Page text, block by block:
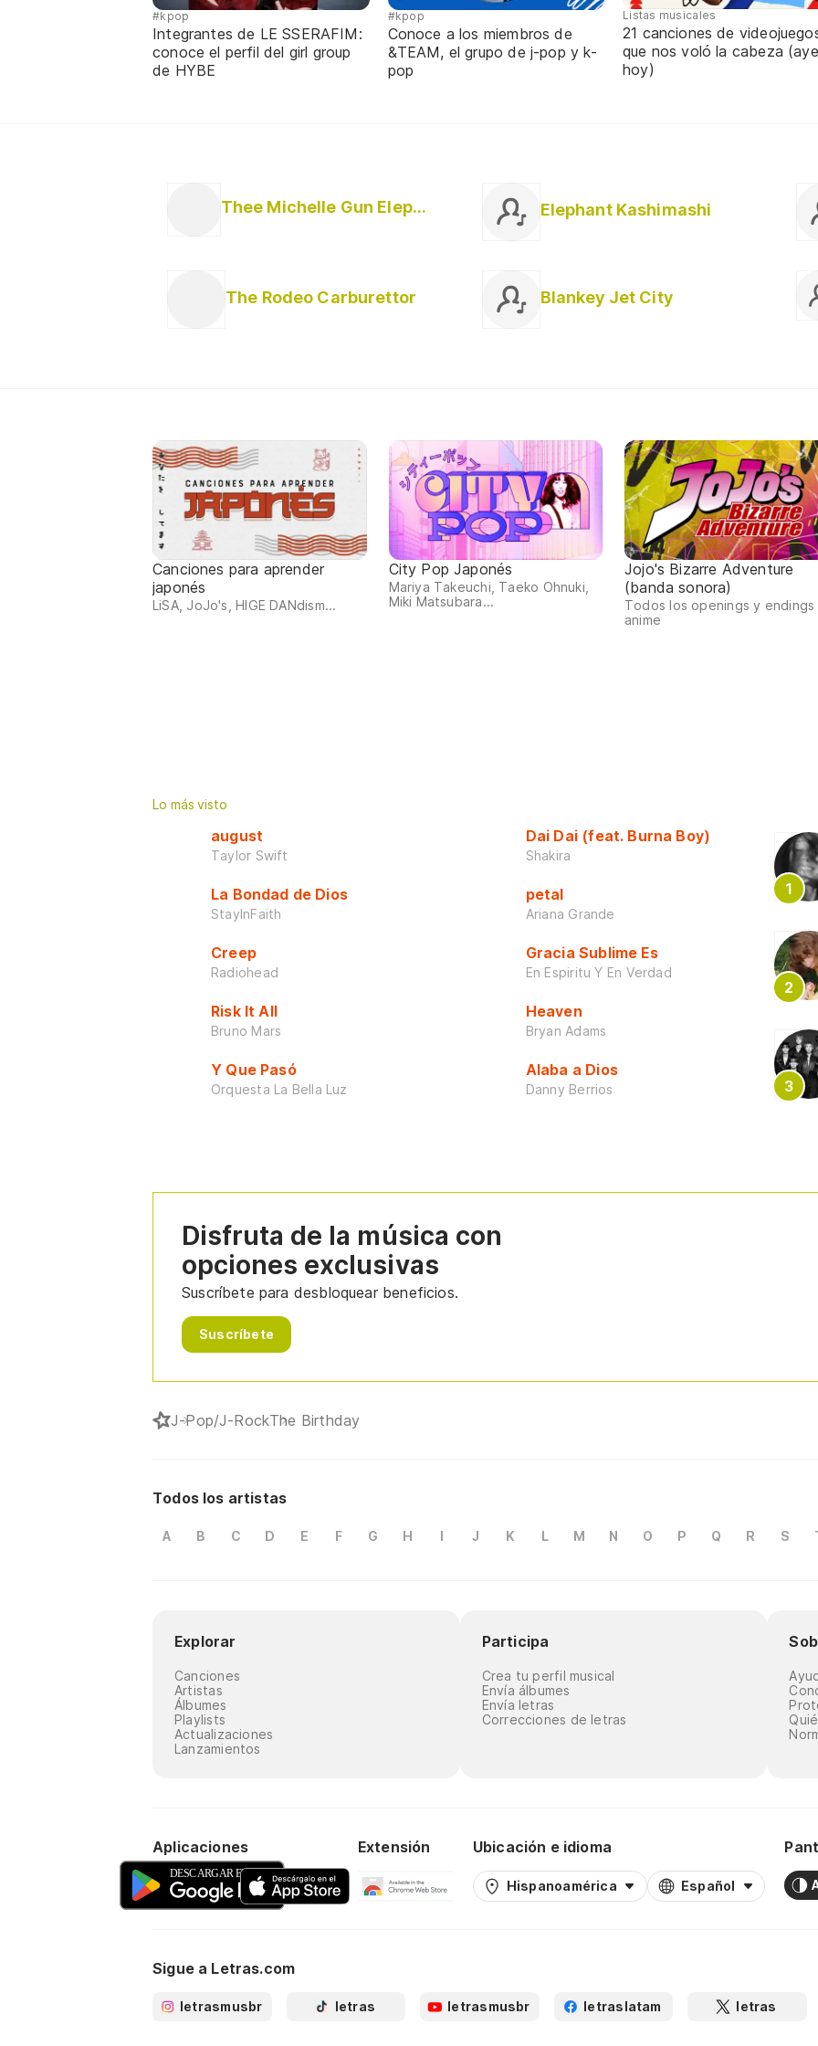
#kpop
Integrantes de LE SSERAFIM:
conoce el perfil del girl group
de HYBE
#kpop
Conoce a los miembros de
&TEAM, el grupo de j-pop y k-
pop
Listas musicales
21 canciones de
que nos voló la cabeza
hoy)
Thee Michelle Gun Elephant Elephant Kashimashi
The Rodeo Carburettor Blankey Jet City
Canciones para aprender
japonés
LiSA, JoJo's, HIGE DANdism...
City Pop Japonés
Mariya Takeuchi, Taeko Ohnuki,
Miki Matsubara...
Jojo's Bizarre Adventure
(banda sonora)
Todos los openings y endings
anime
Lo más visto
august
Taylor Swift
La Bondad de Dios
StayInFaith
Creep
Radiohead
Risk It All
Bruno Mars
Y Que Pasó
Orquesta La Bella Luz
Dai Dai (feat. Burna Boy)
Shakira
petal
Ariana Grande
Gracia Sublime Es
En Espiritu Y En Verdad
Heaven
Bryan Adams
Alaba a Dios
Danny Berrios
Disfruta de la música con
opciones exclusivas
Suscríbete para desbloquear beneficios.
Suscríbete
J-Pop/J-RockThe Birthday
Todos los artistas
A B C D E F G H I J K L M N O P Q R S
Explorar
Canciones
Artistas
Álbumes
Playlists
Actualizaciones
Lanzamientos
Participa
Crea tu perfil musical
Envía álbumes
Envía letras
Correcciones de letras
Aplicaciones Extensión Ubicación e idioma
Hispanoamérica Español
Sigue a Letras.com
letrasmusbr letras letrasmusbr letraslatam letras